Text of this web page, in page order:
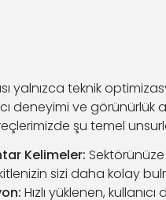
yalnızca teknik
deneyimi ve görünürlük
şu temel
Kelimeler:
sizi daha kolay
Hızlı yüklenen,